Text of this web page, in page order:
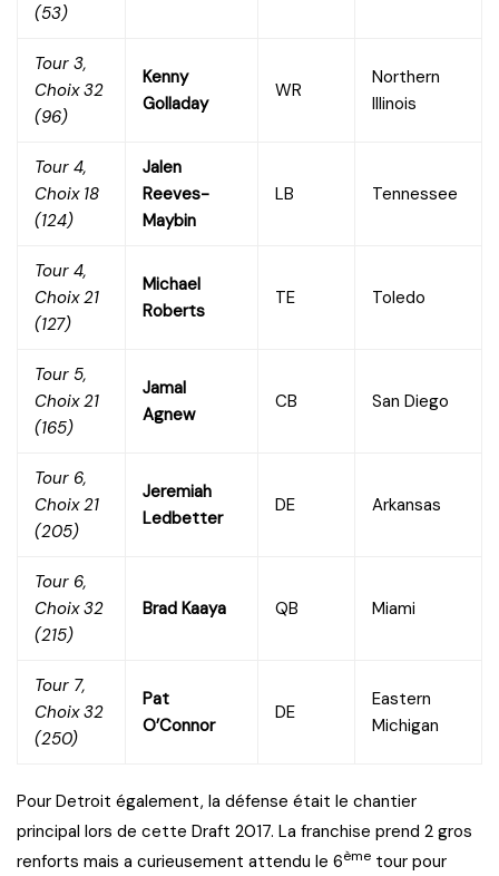
(53)
Tour 3,
Choix 32
(96)
Kenny
Golladay
WR
Northern
Illinois
Tour 4,
Choix 18
(124)
Jalen
Reeves-
Maybin
LB Tennessee
Tour 4,
Choix 21
(127)
Michael
Roberts
TE Toledo
Tour 5,
Choix 21
(165)
Jamal
Agnew
CB San Diego
Tour 6,
Choix 21
(205)
Jeremiah
Ledbetter
DE Arkansas
Tour 6,
Choix 32
(215)
Brad Kaaya QB Miami
Tour 7,
Choix 32
(250)
Pat
O’Connor
DE
Eastern
Michigan
Pour Detroit également, la défense était le chantier
principal lors de cette Draft 2017. La franchise prend 2 gros
renforts mais a curieusement attendu le 6ème tour pour